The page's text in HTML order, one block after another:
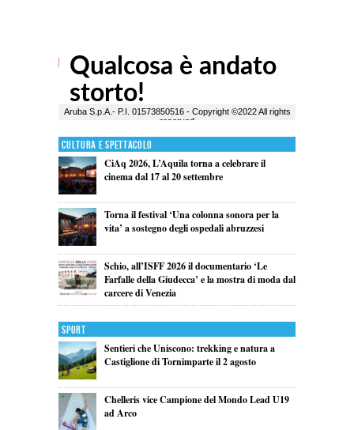
Cultura e Spettacolo
CiAq 2026, L’Aquila torna a celebrare il
cinema dal 17 al 20 settembre
Torna il festival ‘Una colonna sonora per la
vita’ a sostegno degli ospedali abruzzesi
Schio, all’ISFF 2026 il documentario ‘Le
Farfalle della Giudecca’ e la mostra di moda dal
carcere di Venezia
Sport
Sentieri che Uniscono: trekking e natura a
Castiglione di Tornimparte il 2 agosto
Chelleris vice Campione del Mondo Lead U19
ad Arco